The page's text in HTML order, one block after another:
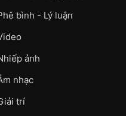
bình - Lý luận
ảnh
nhạc
trí